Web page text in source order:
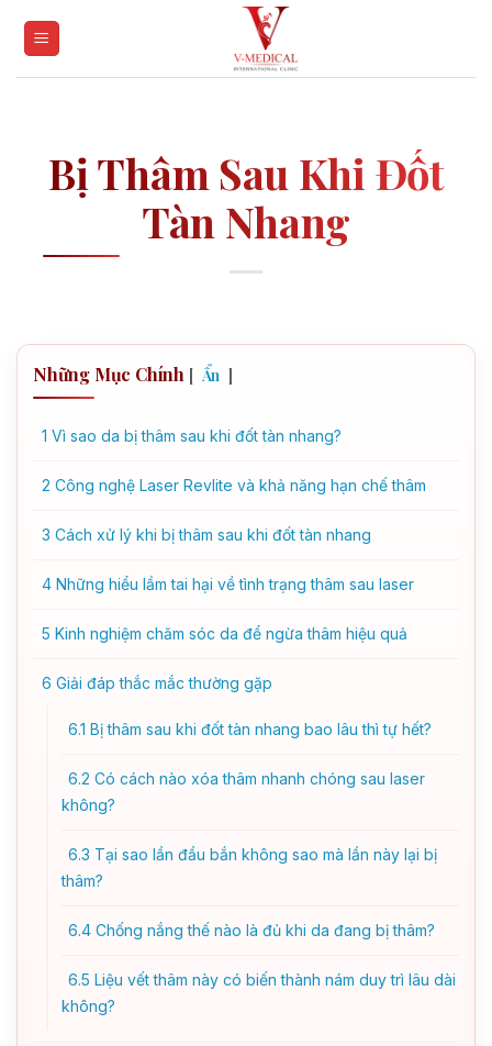
Bị Thâm Sau Khi Đốt
Tàn Nhang
Những Mục Chính [ Ẩn ]
1 Vì sao da bị thâm sau khi đốt tàn nhang?
2 Công nghệ Laser Revlite và khả năng hạn chế thâm
3 Cách xử lý khi bị thâm sau khi đốt tàn nhang
4 Những hiểu lầm tai hại về tình trạng thâm sau laser
5 Kinh nghiệm chăm sóc da để ngừa thâm hiệu quả
6 Giải đáp thắc mắc thường gặp
6.1 Bị thâm sau khi đốt tàn nhang bao lâu thì tự hết?
6.2 Có cách nào xóa thâm nhanh chóng sau laser
không?
6.3 Tại sao lần đầu bắn không sao mà lần này lại bị
thâm?
6.4 Chống nắng thế nào là đủ khi da đang bị thâm?
6.5 Liệu vết thâm này có biến thành nám duy trì lâu dài
không?